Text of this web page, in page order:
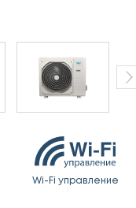
Wi-Fi управление